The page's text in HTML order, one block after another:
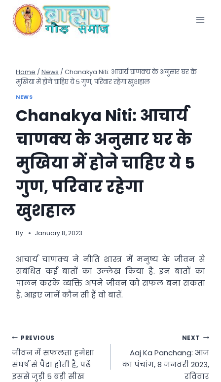
content
Home / News / Chanakya Niti: आचार्य चाणक्य के अनुसार घर के
मुखिया में होने चाहिए ये 5 गुण, परिवार रहेगा खुशहाल
NEWS
Chanakya Niti: आचार्य
चाणक्य के अनुसार घर के
मुखिया में होने चाहिए ये 5
गुण, परिवार रहेगा
खुशहाल
By January 8, 2023
आचार्य चाणक्य ने नीति शास्त्र में मनुष्य के जीवन से
संबंंधित कई बातों का उल्लेख किया है. इन बातों का
पालन करके व्यक्ति अपने जीवन को सफल बना सकता
है. आइए जानें कौन सी हैं वो बातें.
Post
navigation
PREVIOUS
जीवन में सफलता हमेशा
संघर्ष से पैदा होती है, पढ़ें
इससे जुड़ी 5 बड़ी सीख
NEXT
Aaj Ka Panchang: आज
का पंचांग, 8 जनवरी 2023,
रविवार